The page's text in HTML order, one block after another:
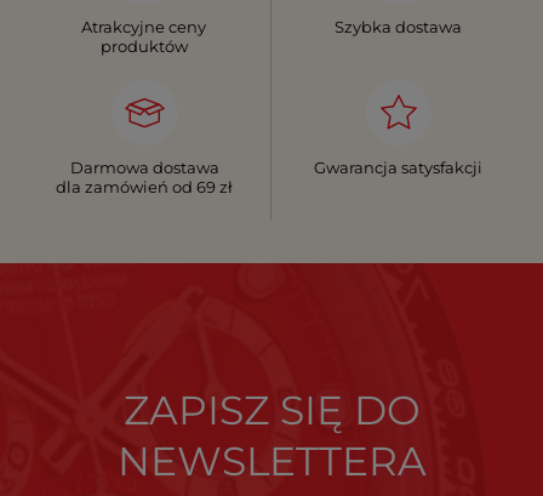
Atrakcyjne ceny
produktów
Szybka dostawa
Darmowa dostawa
dla zamówień od 69 zł
Gwarancja satysfakcji
ZAPISZ SIĘ DO
NEWSLETTERA